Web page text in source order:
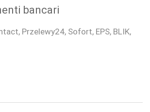
bancari
Przelewy24, Sofort, EPS, BLIK,